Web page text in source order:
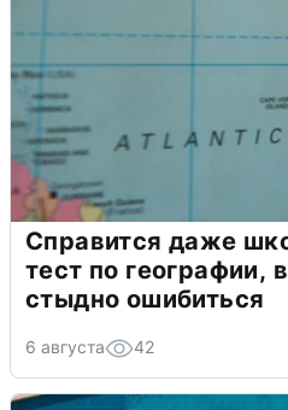
Справится даже
тест по географии,
стыдно ошибиться
6 августа 42